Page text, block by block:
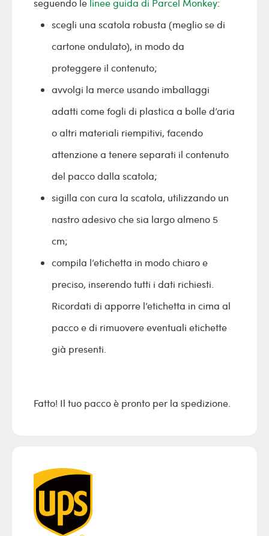
seguendo le linee guida di Parcel Monkey:
scegli una scatola robusta (meglio se di
cartone ondulato), in modo da
proteggere il contenuto;
avvolgi la merce usando imballaggi
adatti come fogli di plastica a bolle d’aria
o altri materiali riempitivi, facendo
attenzione a tenere separati il contenuto
del pacco dalla scatola;
sigilla con cura la scatola, utilizzando un
nastro adesivo che sia largo almeno 5
cm;
compila l’etichetta in modo chiaro e
preciso, inserendo tutti i dati richiesti.
Ricordati di apporre l’etichetta in cima al
pacco e di rimuovere eventuali etichette
già presenti.
Fatto! Il tuo pacco è pronto per la spedizione.